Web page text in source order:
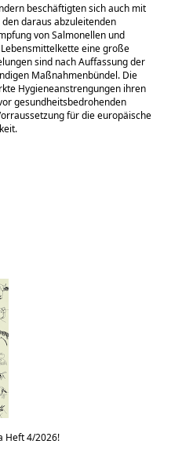
beschäftigten sich auch mit
daraus abzuleitenden
von Salmonellen und
eine große
sind nach Auffassung der
Maßnahmenbündel. Die
Hygieneanstrengungen ihren
gesundheitsbedrohenden
für die europäische
Heft 4/2026!